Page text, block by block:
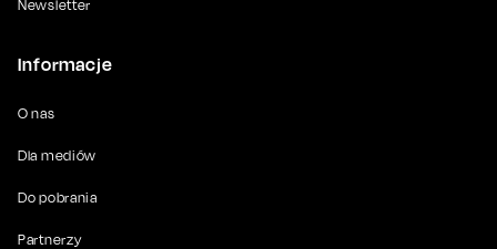
Newsletter
Informacje
O nas
Dla mediów
Do pobrania
Partnerzy